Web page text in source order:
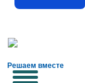
Решаем вместе